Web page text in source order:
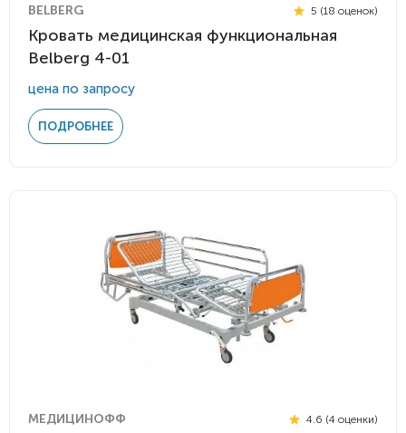
BELBERG 5 (18 оценок)
Кровать медицинская функциональная
Belberg 4-01
цена по запросу
ПОДРОБНЕЕ
МЕДИЦИНОФФ 4.6 (4 оценки)